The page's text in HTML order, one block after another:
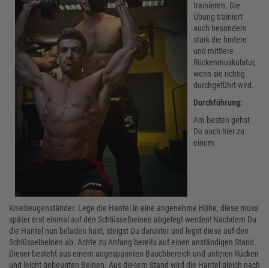
trainieren. Die
Übung trainiert
auch besonders
stark die hintere
und mittlere
Rückenmuskulatur,
wenn sie richtig
durchgeführt wird.
Durchführung:
Am besten gehst
Du auch hier zu
einem
Kniebeugenständer. Lege die Hantel in eine angenehme Höhe, diese muss
später erst einmal auf den Schlüsselbeinen abgelegt werden! Nachdem Du
die Hantel nun beladen hast, steigst Du darunter und legst diese auf den
Schlüsselbeinen ab. Achte zu Anfang bereits auf einen anständigen Stand.
Dieser besteht aus einem angespannten Bauchbereich und unteren Rücken
und leicht gebeugten Beinen. Aus diesem Stand wird die Hantel gleich nach